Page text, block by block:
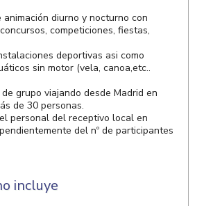
animación diurno y nocturno con
competiciones, fiestas,
deportivas asi como
sin motor (vela, canoa,etc..
grupo viajando desde Madrid en
de 30 personas.
personal del receptivo local en
del nº de participantes
incluye